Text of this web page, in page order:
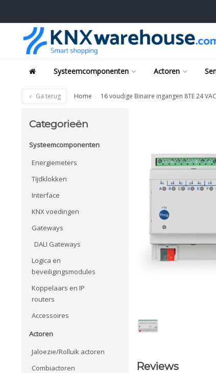
Systeemcomponenten Actoren
Ga terug Home 16 voudige Binaire ingangen 8TE 24
Categorieën
Systeemcomponenten
Energiemeters
Tijdklokken
Interface
KNX voedingen
Gateways
DALI Gateways
Logica en
beveiligingsmodules
Koppelaars en IP
routers
Accessoires
Actoren
Jaloezie/Rolluik actoren
Combiactoren
Reviews